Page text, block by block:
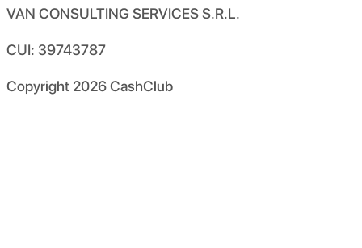
VAN CONSULTING SERVICES S.R.L.
CUI: 39743787
Copyright 2026CashClub